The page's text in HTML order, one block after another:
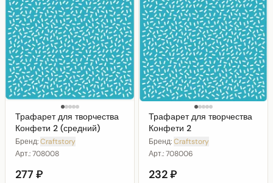
Трафарет для творчества
Конфети 2 (средний)
Бренд:Craftstory
Арт.:708008
277 ₽
Трафарет для творчества
Конфети 2
Бренд:Craftstory
Арт.:708006
232 ₽